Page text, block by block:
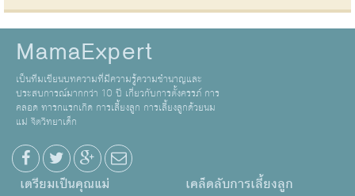
MamaExpert
เป็นทีมเขียนบทความที่มีความรู้ความชำนาญและ
ประสบการณ์มากกว่า 10 ปี เกี่ยวกับการตั้งครรภ์ การ
คลอด ทารกแรกเกิด การเลี้ยงลูก การเลี้ยงลูกด้วยนม
แม่ จิตวิทยาเด็ก
เตรียมเป็นคุณแม่ เคล็ดลับการเลี้ยงลูก